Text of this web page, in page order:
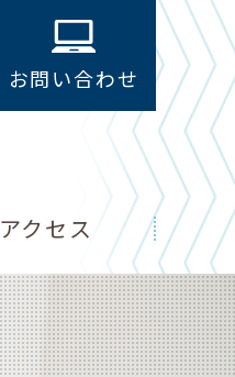
お問い合わせ
アクセス